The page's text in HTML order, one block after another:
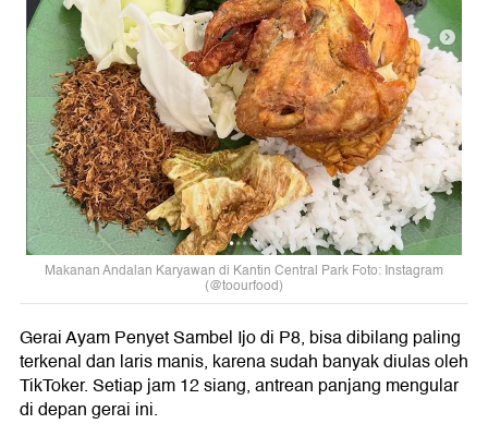
Makanan Andalan Karyawan di Kantin Central Park Foto: Instagram
(@toourfood)
Gerai Ayam Penyet Sambel Ijo di P8, bisa dibilang paling
terkenal dan laris manis, karena sudah banyak diulas oleh
TikToker. Setiap jam 12 siang, antrean panjang mengular
di depan gerai ini.